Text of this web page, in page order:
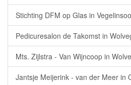
Stichting DFM op Glas in
Pedicuresalon de Takomst in
Mts. Zijlstra - Van Wijncoop in
Jantsje Meijerink - van der Meer in